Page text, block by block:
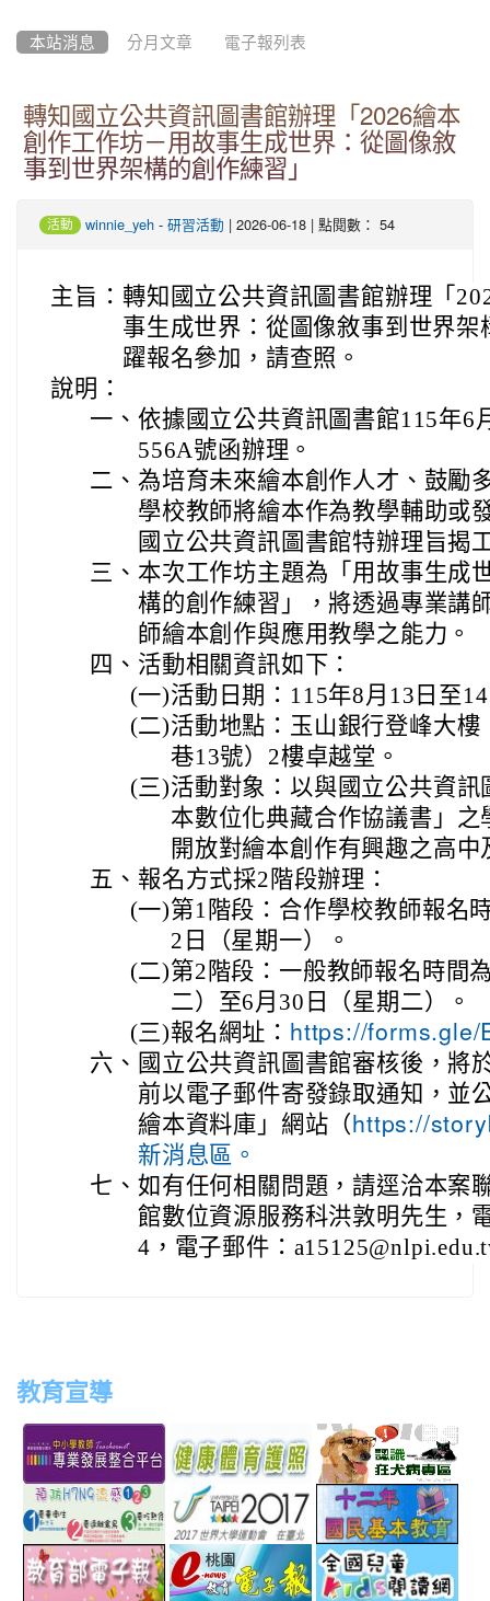
本站消息 分月文章 電子報列表
轉知國立公共資訊圖書館辦理「2026繪本
創作工作坊－用故事生成世界：從圖像敘
事到世界架構的創作練習」
活動 winnie_yeh - 研習活動 | 2026-06-18 | 點閱數： 54
主旨： 轉知國立公共資訊圖書館辦理「
事生成世界：從圖像敘事到世界
躍報名參加，請查照。
說明：
一、 依據國立公共資訊圖書館115年6
556A號函辦理。
二、 為培育未來繪本創作人才、鼓勵
學校教師將繪本作為教學輔助或
國立公共資訊圖書館特辦理旨揭
三、 本次工作坊主題為「用故事生成
構的創作練習」，將透過專業講
師繪本創作與應用教學之能力。
四、 活動相關資訊如下：
(一)活動日期：115年8月13日至
(二)活動地點：玉山銀行登峰大
巷13號）2樓卓越堂。
(三)活動對象：以與國立公共資
本數位化典藏合作協議書」
開放對繪本創作有興趣之高
五、 報名方式採2階段辦理：
(一)第1階段：合作學校教師報名
2日（星期一）。
(二)第2階段：一般教師報名時間
二）至6月30日（星期二）。
(三)報名網址： https://forms.gle/
六、 國立公共資訊圖書館審核後，將
前以電子郵件寄發錄取通知，並
繪本資料庫」網站（ https://
新消息區。
七、 如有任何相關問題，請逕洽本案
館數位資源服務科洪敦明先生，
4，電子郵件：
教育宣導
to
http://teachernet.moe.edu.tw/MAIN/index.aspx
link
to
https://airtw.epa.gov.tw/
link
to
http://
link
link
to
http://www.perdc.ntnu.edu.tw/anti-
flu/catalog.php?
link
http://
link
to
link
to